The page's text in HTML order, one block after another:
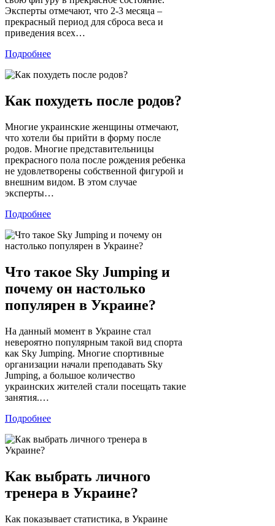
Эксперты отмечают, что 2-3 месяца –
прекрасный период для сброса веса и
приведения всех…
Подробнее
Как похудеть после родов?
Многие украинские женщины отмечают,
что хотели бы прийти в форму после
родов. Многие представительницы
прекрасного пола после рождения ребенка
не удовлетворены собственной фигурой и
внешним видом. В этом случае
эксперты…
Подробнее
Что такое Sky Jumping и
почему он настолько
популярен в Украине?
На данный момент в Украине стал
невероятно популярным такой вид спорта
как Sky Jumping. Многие спортивные
организации начали преподавать Sky
Jumping, а большое количество
украинских жителей стали посещать такие
занятия.…
Подробнее
Как выбрать личного
тренера в Украине?
Как показывает статистика, в Украине